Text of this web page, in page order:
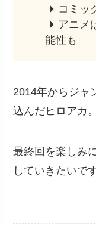
コミッ
アニメ
能性も
2014年からジャ
込んだヒロアカ。
最終回を楽しみ
していきたいで